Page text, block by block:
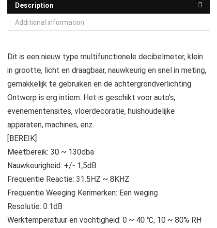
Description
Additional information
Dit is een nieuw type multifunctionele decibelmeter, klein
in grootte, licht en draagbaar, nauwkeurig en snel in meting,
gemakkelijk te gebruiken en de achtergrondverlichting
Ontwerp is erg intiem. Het is geschikt voor auto’s,
evenementensites, vloerdecoratie, huishoudelijke
apparaten, machines, enz.
[BEREIK]
Meetbereik: 30 ~ 130dba
Nauwkeurigheid: +/- 1,5dB
Frequentie Reactie: 31.5HZ ~ 8KHZ
Frequentie Weeging Kenmerken: Een weging
Resolutie: 0.1dB
Werktemperatuur en vochtigheid: 0 ~ 40 ℃, 10 ~ 80% RH